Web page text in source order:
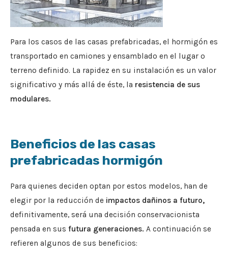
Para los casos de las casas prefabricadas, el hormigón es
transportado en camiones y ensamblado en el lugar o
terreno definido. La rapidez en su instalación es un valor
significativo y más allá de éste, la resistencia de sus
modulares.
Beneficios de las casas
prefabricadas hormigón
Para quienes deciden optan por estos modelos, han de
elegir por la reducción de impactos dañinos a futuro,
definitivamente, será una decisión conservacionista
pensada en sus futura generaciones. A continuación se
refieren algunos de sus beneficios: